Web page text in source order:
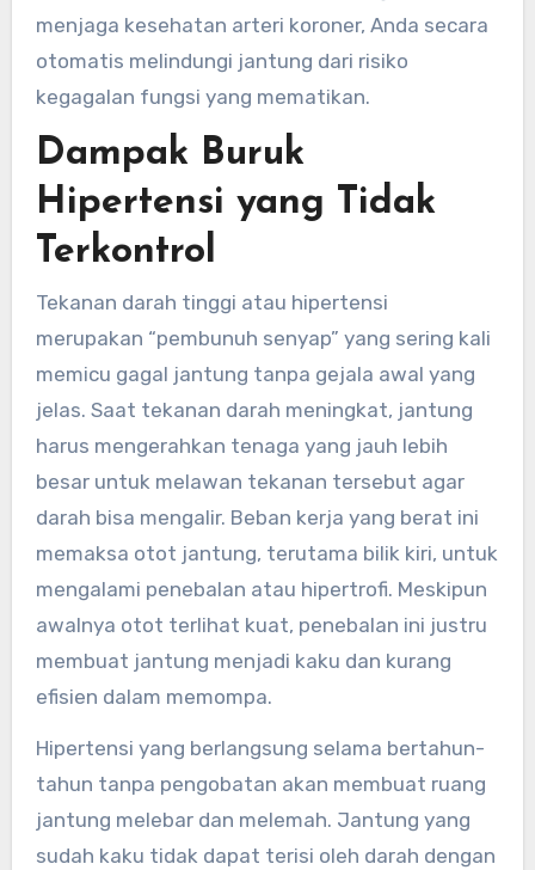
menjaga kesehatan arteri koroner, Anda secara
otomatis melindungi jantung dari risiko
kegagalan fungsi yang mematikan.
Dampak Buruk
Hipertensi yang Tidak
Terkontrol
Tekanan darah tinggi atau hipertensi
merupakan “pembunuh senyap” yang sering kali
memicu gagal jantung tanpa gejala awal yang
jelas. Saat tekanan darah meningkat, jantung
harus mengerahkan tenaga yang jauh lebih
besar untuk melawan tekanan tersebut agar
darah bisa mengalir. Beban kerja yang berat ini
memaksa otot jantung, terutama bilik kiri, untuk
mengalami penebalan atau hipertrofi. Meskipun
awalnya otot terlihat kuat, penebalan ini justru
membuat jantung menjadi kaku dan kurang
efisien dalam memompa.
Hipertensi yang berlangsung selama bertahun-
tahun tanpa pengobatan akan membuat ruang
jantung melebar dan melemah. Jantung yang
sudah kaku tidak dapat terisi oleh darah dengan